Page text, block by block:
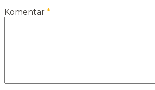
Komentar *